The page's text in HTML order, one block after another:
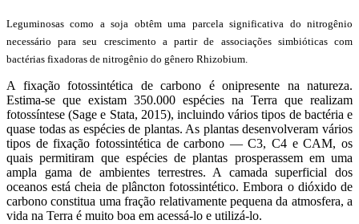
Leguminosas como a soja obtêm uma parcela significativa do nitrogênio
necessário para seu crescimento a partir de associações simbióticas com
bactérias fixadoras de nitrogênio do gênero Rhizobium.
A fixação fotossintética de carbono é onipresente na natureza.
Estima-se que existam 350.000 espécies na Terra que realizam
fotossíntese (Sage e Stata, 2015), incluindo vários tipos de bactéria e
quase todas as espécies de plantas. As plantas desenvolveram vários
tipos de fixação fotossintética de carbono — C3, C4 e CAM, os
quais permitiram que espécies de plantas prosperassem em uma
ampla gama de ambientes terrestres. A camada superficial dos
oceanos está cheia de plâncton fotossintético. Embora o dióxido de
carbono constitua uma fração relativamente pequena da atmosfera, a
vida na Terra é muito boa em acessá-lo e utilizá-lo.